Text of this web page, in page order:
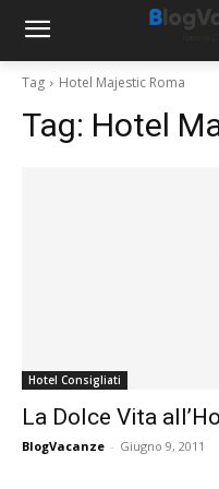
Tag Hotel Majestic Roma
Tag: Hotel
Hotel Consigliati
La Dolce Vita
BlogVacanze - Giugno 9, 2011